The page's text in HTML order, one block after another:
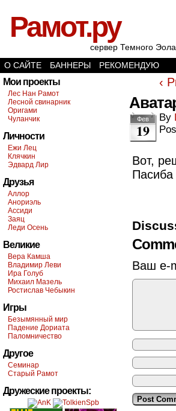
Рамот.ру
сервер Темного Эола
О САЙТЕ
БАННЕРЫ РЕКОМЕНДУЮ
Мои проекты
Лес Нан Рамот
Лесной свинарник
Оригами
Чуланчик
Личности
Ежи Лец
Клячкин
Эдвард Лир
Друзья
Аллор
Анориэль
Ассиди
Заяц
Леди Осень
Великие
Вера Камша
Владимир Леви
Ира Голуб
Михаил Мазель
Ростислав Чебыкин
Игры
Безымянный мир
Падение Дориата
Паломничество
Другое
Семинар
Старый Рамот
Дружеские проекты:
‹
Фев
19
By
Вот,
Пасиба
Ваш e-